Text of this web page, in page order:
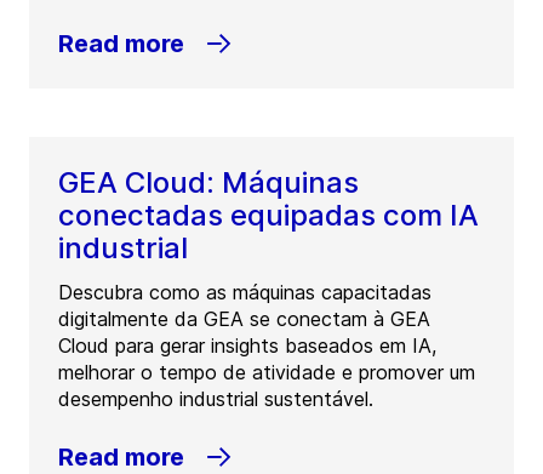
Read more
GEA Cloud: Máquinas
conectadas equipadas com IA
industrial
Descubra como as máquinas capacitadas
digitalmente da GEA se conectam à GEA
Cloud para gerar insights baseados em IA,
melhorar o tempo de atividade e promover um
desempenho industrial sustentável.
Read more